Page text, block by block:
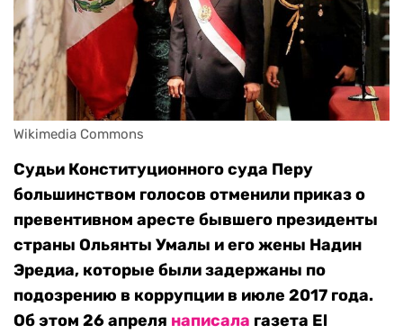
Wikimedia Commons
Судьи Конституционного суда Перу
большинством голосов отменили приказ о
превентивном аресте бывшего президенты
страны Ольянты Умалы и его жены Надин
Эредиа, которые были задержаны по
подозрению в коррупции в июле 2017 года.
Об этом 26 апреля написала газета El